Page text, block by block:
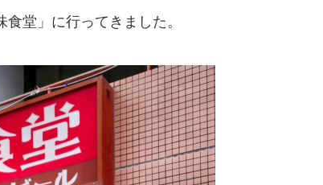
堂」に行ってきました。